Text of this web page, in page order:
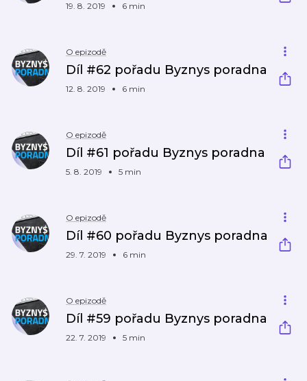
19. 8. 2019 6 min
O epizodě
Díl #62 pořadu Byznys poradna
12. 8. 2019 6 min
O epizodě
Díl #61 pořadu Byznys poradna
5. 8. 2019 5 min
O epizodě
Díl #60 pořadu Byznys poradna
29. 7. 2019 6 min
O epizodě
Díl #59 pořadu Byznys poradna
22. 7. 2019 5 min